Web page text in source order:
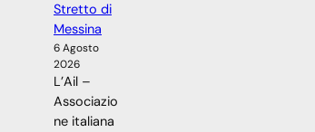
Stretto di
Messina
6 Agosto
2026
L’Ail –
Associazio
ne italiana